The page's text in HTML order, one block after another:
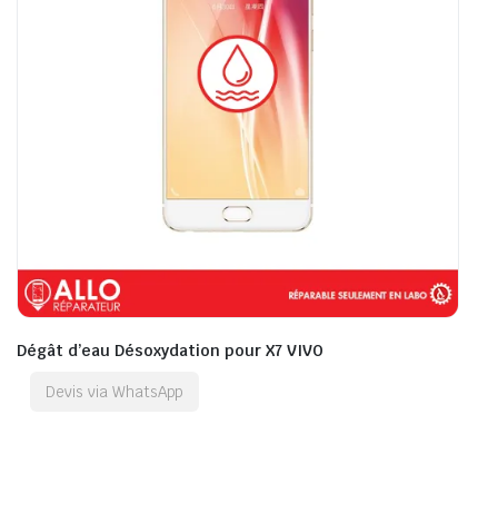
Dégât d’eau Désoxydation pour X7 VIVO
Devis via WhatsApp